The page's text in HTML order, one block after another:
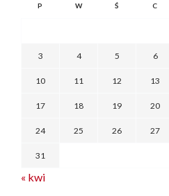
P W Ś C
3 4 5 6
10 11 12 13
17 18 19 20
24 25 26 27
31
« kwi